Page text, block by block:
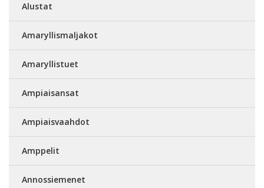
Alustat
Amaryllismaljakot
Amaryllistuet
Ampiaisansat
Ampiaisvaahdot
Amppelit
Annossiemenet